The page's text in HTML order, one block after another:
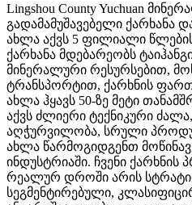
Lingshou County Yuchuan
გადამამუშავებელი ქარხანა
ახლა აქვს 5 ფილიალი წლების
ქარხანა მდებარეობს
მინერალური რესურსებით,
ტრანსპორტით, ქარხნის
ახლა ჰყავს 50-ზე მეტი
აქვს ძლიერი ტექნიკური
აღჭურვილობა, სრული
ახლა წარმოგიდგენთ
ინდუსტრიაში. ჩვენი ქარხნის
რეალურ დროში არის
სეგმენტირებული,